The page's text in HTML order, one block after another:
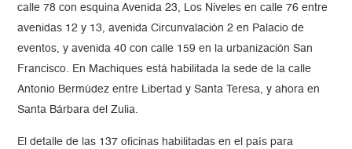
calle 78 con esquina Avenida 23, Los Niveles en calle 76 entre
avenidas 12 y 13, avenida Circunvalación 2 en Palacio de
eventos, y avenida 40 con calle 159 en la urbanización San
Francisco. En Machiques está habilitada la sede de la calle
Antonio Bermúdez entre Libertad y Santa Teresa, y ahora en
Santa Bárbara del Zulia.
El detalle de las 137 oficinas habilitadas en el país para